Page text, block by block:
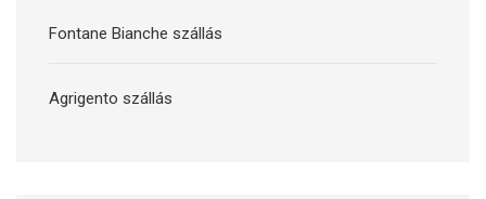
Fontane Bianche szállás
Agrigento szállás